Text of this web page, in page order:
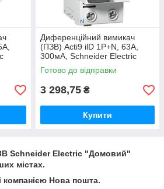
Диференційний вимикач
(ПЗВ) Acti9 ilD 1P+N, 63А,
300мА, Schneider Electric
Готово до відправки
3 298,75 ₴
Купити
Schneider Electric "Домовий"
містах.
компанією Нова пошта.